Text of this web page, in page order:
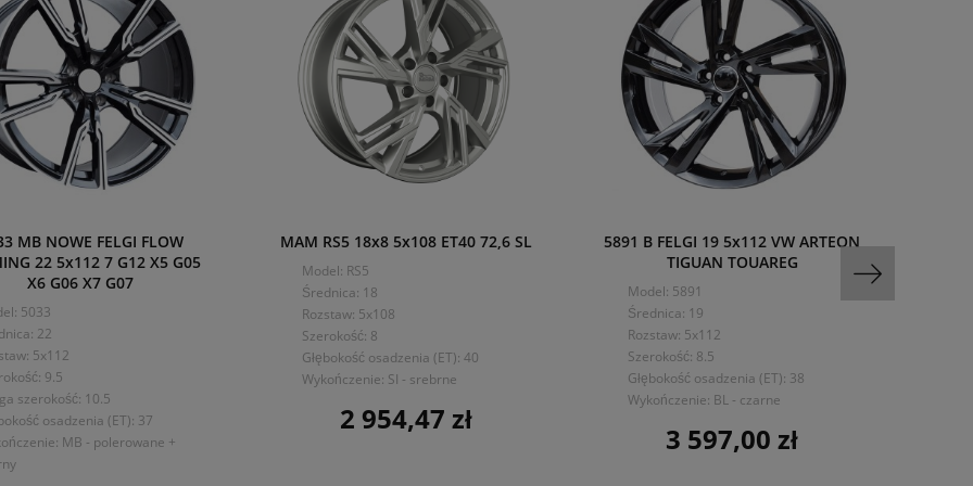
MB NOWE FELGI FLOW
22 5x112 7 G12 X5 G05
X6 G06 X7 G07
5033
22
5x112
9.5
szerokość: 10.5
osadzenia (ET): 37
MB - polerowane +
MAM RS5 18x8 5x108 ET40 72,6 SL
Model: RS5
Średnica: 18
Rozstaw: 5x108
Szerokość: 8
Głębokość osadzenia (ET): 40
Wykończenie: SI - srebrne
Cena
2 954,47 zł
5891 B FELGI 19 5x112 VW ARTEON
TIGUAN TOUAREG
Model: 5891
Średnica: 19
Rozstaw: 5x112
Szerokość: 8.5
Głębokość osadzenia (ET): 38
Wykończenie: BL - czarne
Cena
3 597,00 zł